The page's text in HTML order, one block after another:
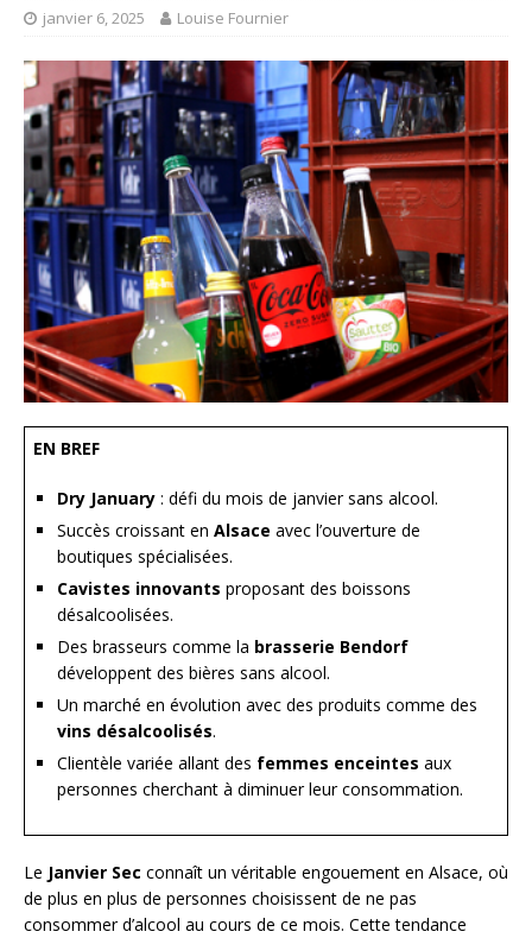
janvier 6, 2025 Louise Fournier
EN BREF
Dry January : défi du mois de janvier sans alcool.
Succès croissant en Alsace avec l’ouverture de
boutiques spécialisées.
Cavistes innovants proposant des boissons
désalcoolisées.
Des brasseurs comme la brasserie Bendorf
développent des bières sans alcool.
Un marché en évolution avec des produits comme des
vins désalcoolisés.
Clientèle variée allant des femmes enceintes aux
personnes cherchant à diminuer leur consommation.
Le Janvier Sec connaît un véritable engouement en Alsace, où
de plus en plus de personnes choisissent de ne pas
consommer d’alcool au cours de ce mois. Cette tendance